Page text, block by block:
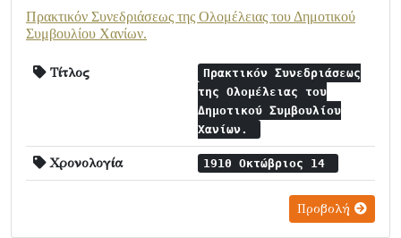
Πρακτικόν Συνεδριάσεως της Ολομέλειας του Δημοτικού
Συμβουλίου Χανίων.
Τίτλος
Πρακτικόν Συνεδριάσεως
της Ολομέλειας του
Δημοτικού Συμβουλίου
Χανίων.
Χρονολογία 1910 Οκτώβριος 14
Προβολή